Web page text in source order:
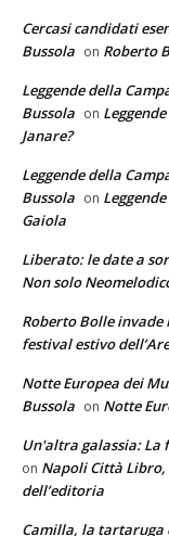
Cercasi candidati
Bussola on Roberto
Leggende della
Bussola on
Janare?
Leggende della
Bussola on
Gaiola
Liberato: le date a
Non solo
Roberto Bolle invade
festival estivo
Notte Europea dei
Bussola on Notte
Un'altra galassia: La
on Napoli Città Libro,
dell’editoria
Camilla, la tartaruga